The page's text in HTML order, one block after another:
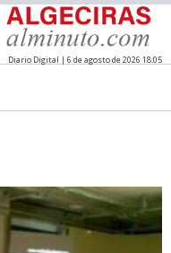
Diario Digital | 6 de agosto de 2026 18:05